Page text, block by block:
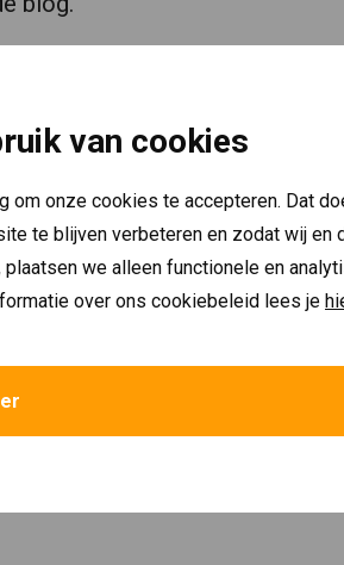
van cookies
om onze cookies te accepteren. Dat
te blijven verbeteren en zodat wij en
plaatsen we alleen functionele en
over ons cookiebeleid lees je